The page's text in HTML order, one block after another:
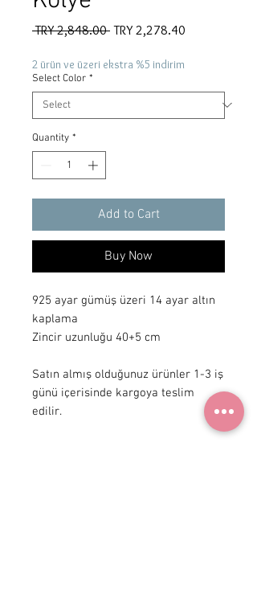
TRY 2,848.00 Regular
TRY 2,278.40
2 ürün ve üzeri ekstra %5 indirim
Select Color *
Quantity *
Add to Cart
Buy Now
925 ayar gümüş üzeri 14 ayar altın
kaplama
Zincir uzunluğu 40+5 cm
Satın almış olduğunuz ürünler 1-3 iş
günü içerisinde kargoya teslim
edilir.